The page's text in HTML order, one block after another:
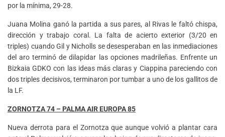
por la mínima, 29-28.
Juana Molina ganó la partida a sus pares, al Rivas le faltó chispa,
dirección y trabajo coral. La falta de acierto exterior (3/20 en
triples) cuando Gil y Nicholls se desesperaban en las inmediaciones
del aro terminó de dilapidar las opciones madrileñas. Enfrente un
Bizkaia GDKO con las ideas más claras y Ciappina pareciendo con
dos triples decisivos, terminaron por tumbar a uno de los gallitos de
la LF.
ZORNOTZA 74 – PALMA AIR EUROPA 85
Nueva derrota para el Zornotza que aunque volvió a plantar cara